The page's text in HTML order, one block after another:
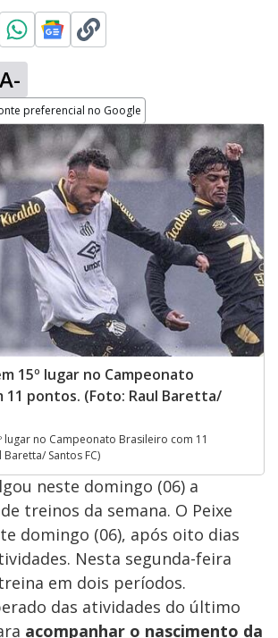
A-
preferencial no Google
15º lugar no Campeonato
11 pontos. (Foto: Raul Baretta/
lugar no Campeonato Brasileiro com 11
Santos FC)
neste domingo (06) a
treinos da semana. O Peixe
domingo (06), após oito dias
Nesta segunda-feira
em dois períodos.
das atividades do último
acompanhar o nascimento da